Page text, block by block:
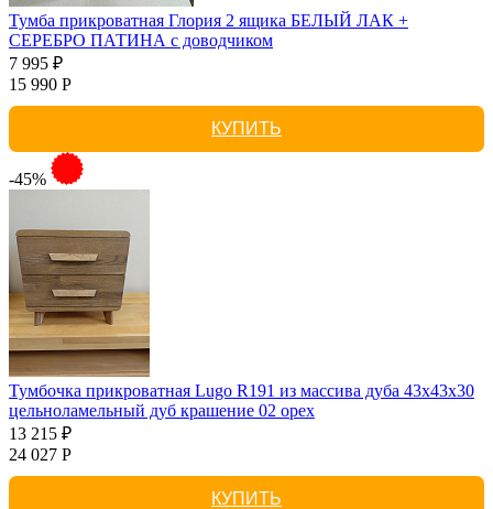
Тумба прикроватная Глория 2 ящика БЕЛЫЙ ЛАК +
СЕРЕБРО ПАТИНА с доводчиком
7 995 ₽
15 990 Р
КУПИТЬ
-45%
Тумбочка прикроватная Lugo R191 из массива дуба 43х43х30
цельноламельный дуб крашение 02 орех
13 215 ₽
24 027 Р
КУПИТЬ